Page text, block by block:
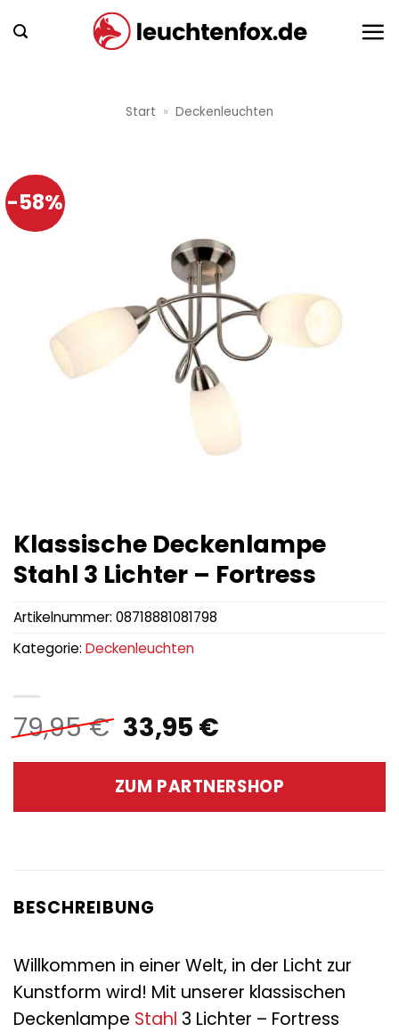
Inhalt
Start » Deckenleuchten
-58%
Klassische Deckenlampe
Stahl 3 Lichter – Fortress
79,95€ Ursprünglicher
Preis
war:
79,95 €
33,95 €Aktueller
ist:
33,95 €.
ZUM PARTNERSHOP
Artikelnummer: 08718881081798
Kategorie: Deckenleuchten
BESCHREIBUNG
Willkommen in einer Welt, in der Licht zur
Kunstform wird! Mit unserer klassischen
Deckenlampe Stahl 3 Lichter – Fortress